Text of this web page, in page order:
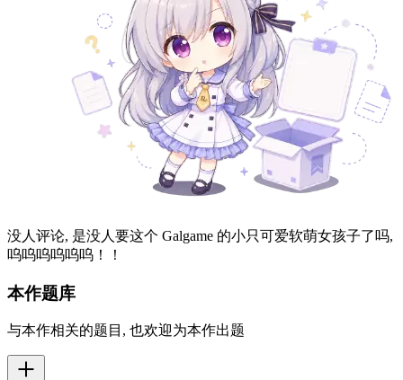
没人评论, 是没人要这个 Galgame 的小只可爱软萌女孩子了吗,
呜呜呜呜呜呜！！
本作题库
与本作相关的题目, 也欢迎为本作出题